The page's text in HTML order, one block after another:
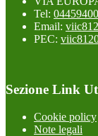
Tel:
Email:
PEC:
Sezione Link
Cookie policy
Note legali